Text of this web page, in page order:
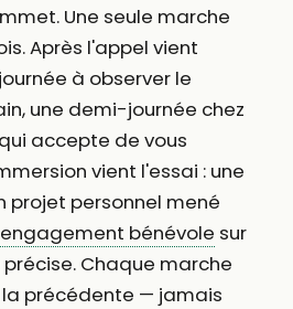
Une seule marche
Après l'appel vient
à observer le
une demi-journée chez
accepte de vous
vient l'essai : une
projet personnel mené
engagement bénévole sur
Chaque marche
précédente — jamais